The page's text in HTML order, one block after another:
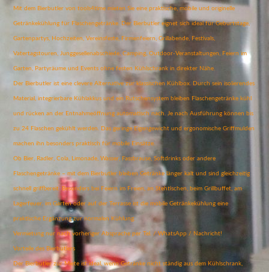
Mit dem Bierbutler von tools4time mieten Sie eine praktische, mobile und originelle
Getränkekühlung für Flaschengetränke. Der Bierbutler eignet sich ideal für Geburtstage,
Gartenpartys, Hochzeiten, Vereinsfeste, Firmenfeiern, Grillabende, Festivals,
Vatertagstouren, Junggesellenabschiede, Camping, Outdoor-Veranstaltungen, Feiern im
Garten, Partyräume und Events ohne festen Kühlschrank in direkter Nähe.
Der Bierbutler ist eine clevere Alternative zur klassischen Kühlbox. Durch sein isolierendes
Material, integrierbare Kühlakkus und ein Rutschensystem bleiben Flaschengetränke kühl
und rücken an der Entnahmeöffnung automatisch nach. Je nach Ausführung können bis
zu 24 Flaschen gekühlt werden. Das geringe Eigengewicht und ergonomische Griffmulden
machen ihn besonders praktisch für mobile Einsätze.
Ob Bier, Radler, Cola, Limonade, Wasser, Fassbrause, Softdrinks oder andere
Flaschengetränke – mit dem Bierbutler bleiben Getränke länger kalt und sind gleichzeitig
schnell griffbereit. Besonders bei Feiern im Freien, an Stehtischen, beim Grillbuffet, am
Lagerfeuer, im Garten oder auf der Terrasse ist die mobile Getränkekühlung eine
praktische Ergänzung zur normalen Kühlung.
Vermietung nur nach vorheriger Absprache per Tel. / WhatsApp / Nachricht!
Vorteile des Bierbutlers
Der Bierbutler zur Miete ist ideal, wenn Getränke nicht ständig aus dem Kühlschrank,